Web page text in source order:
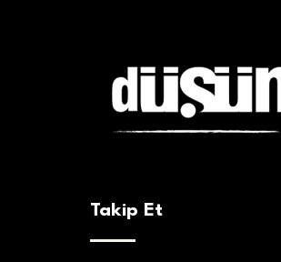
Takip Et